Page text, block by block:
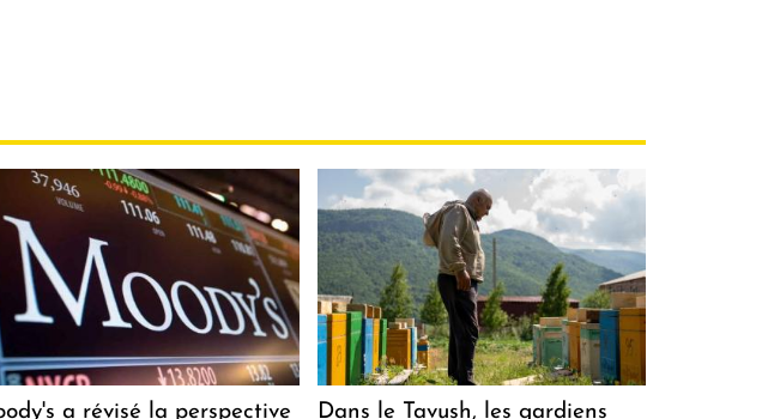
a révisé la perspective
Dans le Tavush, les gardiens